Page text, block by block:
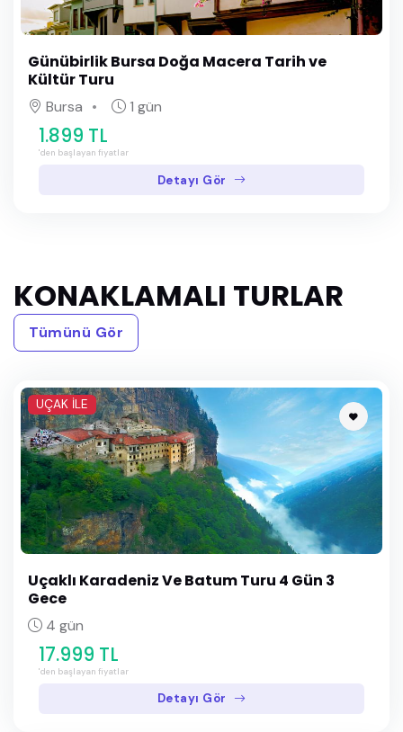
Günübirlik Bursa Doğa Macera Tarih ve
Kültür Turu
Bursa 1 gün
1.899 TL
'den başlayan fiyatlar
Detayı Gör
KONAKLAMALI TURLAR
Tümünü Gör
UÇAK İLE
Uçaklı Karadeniz Ve Batum Turu 4 Gün 3
Gece
4 gün
17.999 TL
'den başlayan fiyatlar
Detayı Gör